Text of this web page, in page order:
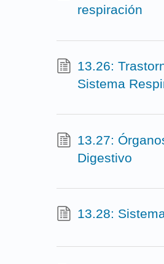
respiración
13.26:
Sistema
13.27:
Digestivo
13.28: